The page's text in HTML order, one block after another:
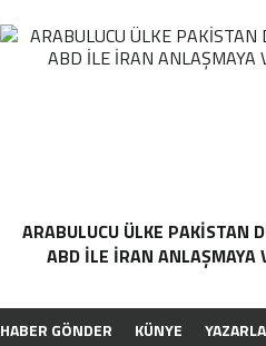
ARABULUCU ÜLKE PAKISTAN
ABD ILE İRAN ANLAŞMAYA
HABER GÖNDER KÜNYE